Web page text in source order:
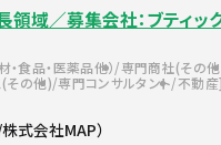
領域／募集会社：ブティッ
食品・医薬品他） 専門商社(その
その他) 専門コンサルタント 不動産
式会社MAP）